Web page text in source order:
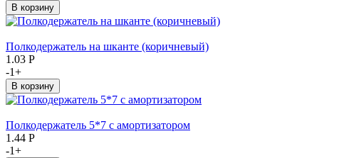
Полкодержатель на шканте (коричневый)
1.03 Р
-1+
Полкодержатель 5*7 с амортизатором
1.44 Р
-1+